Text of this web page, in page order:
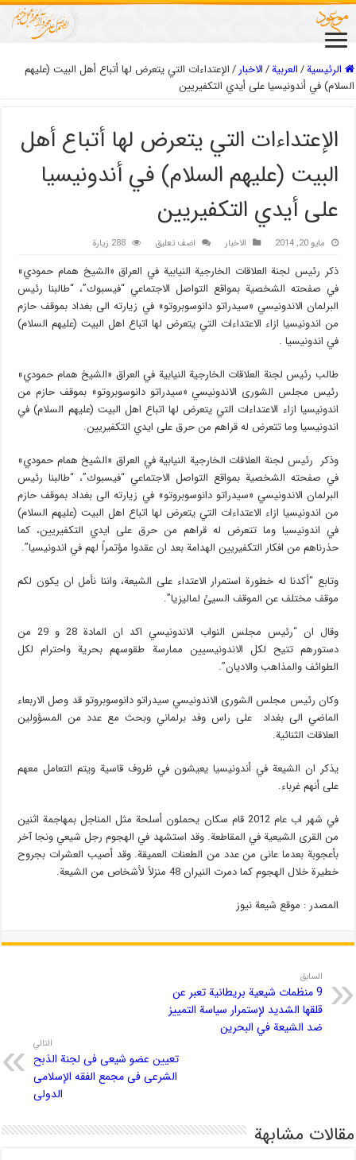
الرئيسية/العربیة/الاخبار/الإعتداءات التي يتعرض لها أتباع أهل البيت (علیهم
السلام) في أندونيسيا على أيدي التكفيريين
الإعتداءات التي يتعرض لها أتباع أهل
البيت (علیهم السلام) في أندونيسيا
على أيدي التكفيريين
مايو 20, 2014 الاخبار اضف تعليق 288 زيارة
ذكر رئيس لجنة العلاقات الخارجية النيابية في العراق «الشيخ همام حمودي»
في صفحته الشخصية بمواقع التواصل الاجتماعي “فيسبوك”، “طالبنا رئيس
البرلمان الاندونيسي «سيدراتو دانوسوبروتو» في زيارته الى بغداد بموقف حازم
من اندونيسيا ازاء الاعتداءات التي يتعرض لها اتباع اهل البيت (عليهم السلام)
في اندونيسيا .
طالب رئيس لجنة العلاقات الخارجية النيابية في العراق «الشيخ همام حمودي»
رئيس مجلس الشورى الاندونيسي «سيدراتو دانوسوبروتو» بموقف حازم من
اندونيسيا ازاء الاعتداءات التي يتعرض لها اتباع اهل البيت (عليهم السلام) في
اندونيسيا وما تتعرض له قراهم من حرق على ايدي التكفيريين.
وذكر رئيس لجنة العلاقات الخارجية النيابية في العراق «الشيخ همام حمودي»
في صفحته الشخصية بمواقع التواصل الاجتماعي “فيسبوك”، “طالبنا رئيس
البرلمان الاندونيسي «سيدراتو دانوسوبروتو» في زيارته الى بغداد بموقف حازم
من اندونيسيا ازاء الاعتداءات التي يتعرض لها اتباع اهل البيت (عليهم السلام)
في اندونيسيا وما تتعرض له قراهم من حرق على ايدي التكفيريين، كما
حذرناهم من افكار التكفيريين الهدامة بعد ان عقدوا مؤتمراً لهم في اندونيسيا”.
وتابع “أكدنا له خطورة استمرار الاعتداء على الشيعة، واننا نأمل ان يكون لكم
موقف مختلف عن الموقف السيئ لماليزيا”.
وقال ان “رئيس مجلس النواب الاندونيسي اكد ان المادة 28 و 29 من
دستورهم تتيح لكل الاندونيسيين ممارسة طقوسهم بحرية واحترام لكل
الطوائف والمذاهب والاديان”.
وكان رئيس مجلس الشورى الاندونيسي سيدراتو دانوسوبروتو قد وصل الاربعاء
الماضي الى بغداد على راس وفد برلماني وبحث مع عدد من المسؤولين
العلاقات الثنائية.
يذكر ان الشيعة في أندونيسيا يعيشون في ظروف قاسية ويتم التعامل معهم
على أنهم غرباء.
في شهر اب عام 2012 قام سكان يحملون أسلحة مثل المناجل بمهاجمة اثنين
من القرى الشيعية في المقاطعة. وقد استشهد في الهجوم رجل شيعي ونجا آخر
بأعجوبة بعدما عانى من عدد من الطعنات العميقة. وقد أصيب العشرات بجروح
خطيرة خلال الهجوم كما دمرت النيران 48 منزلاً لأشخاص من الشيعة.
المصدر : موقع شیعة نیوز
السابق
9 منظمات شيعية بريطانية تعبر عن
قلقها الشديد لإستمرار سياسة التمييز
ضد الشيعة في البحرين
التالي
تعیین عضو شیعی فی لجنة الذبح
الشرعی فی مجمع الفقه الإسلامی
الدولی
مقالات مشابهة